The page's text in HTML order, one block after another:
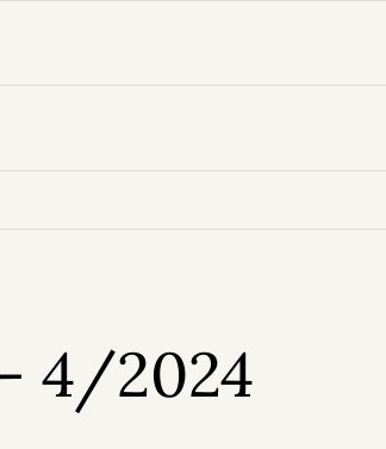
4/2024